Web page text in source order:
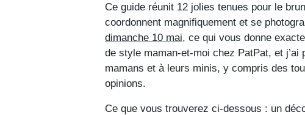
Ce guide réunit 12 jolies tenues pour le
coordonnent magnifiquement et se
dimanche 10 mai, ce qui vous donne
de style maman-et-moi chez PatPat, et
mamans et à leurs minis, y compris des
opinions.
Ce que vous trouverez ci-dessous : un